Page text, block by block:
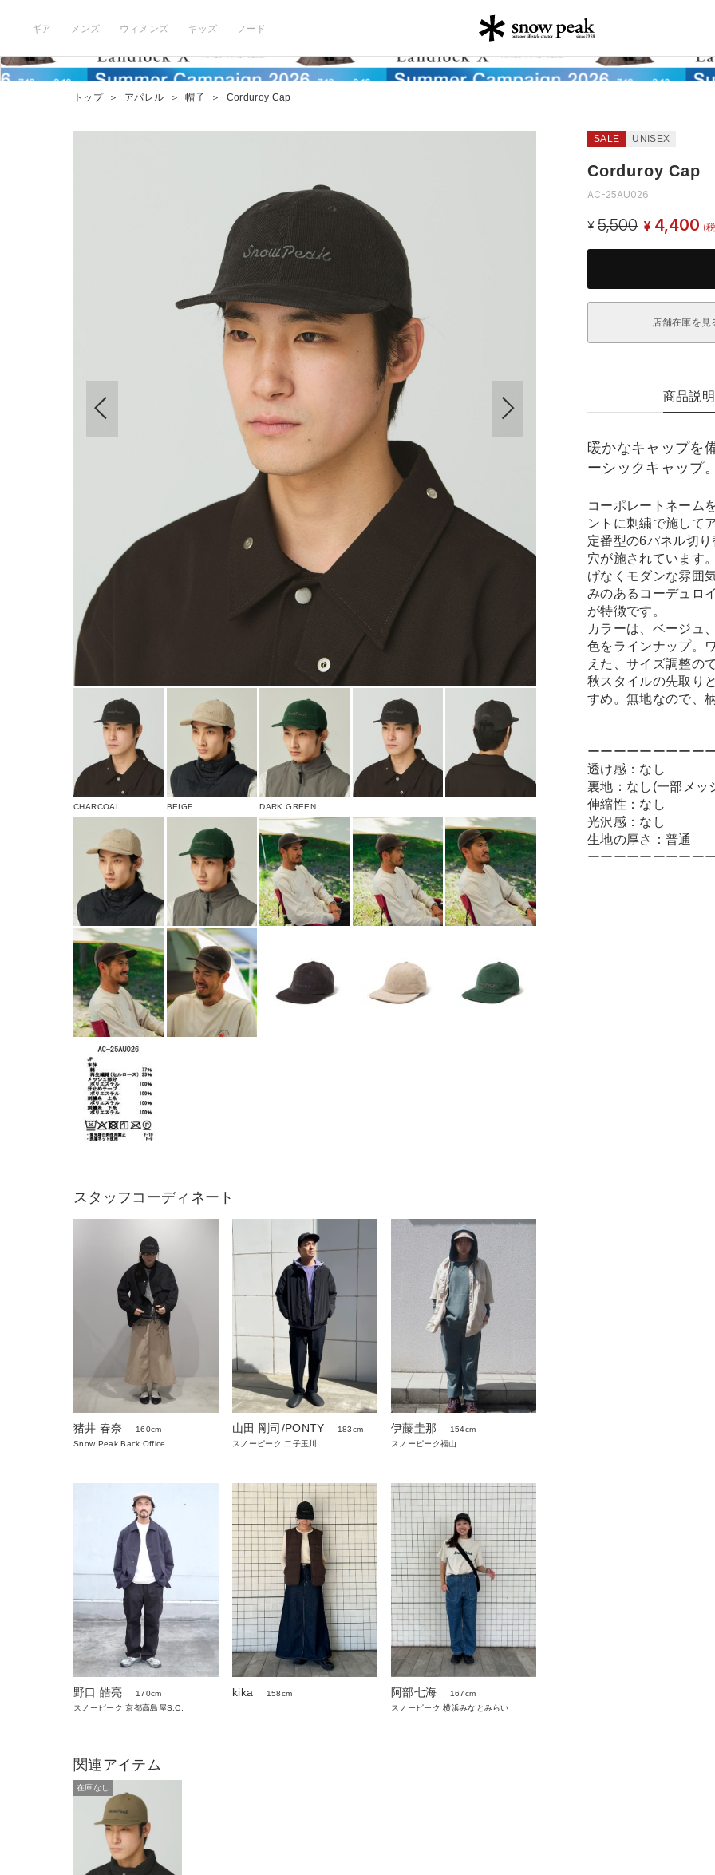
ギア メンズ ウィメンズ キッズ フード
トップ ＞ アパレル ＞ 帽子 ＞ Corduroy Cap
CHARCOAL BEIGE DARK GREEN
SALE UNISEX
Corduroy Cap
AC-25AU026
¥ 5,500 ¥ 4,400 (
店舗在庫を見
商品説明
暖かなキャップを
ーシックキャップ。
コーポレートネーム
ントに刺繍で施して
定番型の6パネル切
穴が施されています
げなくモダンな雰囲
みのあるコーデュロ
が特徴です。
カラーは、ベージュ
色をラインナップ。
えた、サイズ調整の
秋スタイルの先取り
すめ。無地なので、
ーーーーーーーーー
透け感：なし
裏地：なし(一部メッ
伸縮性：なし
光沢感：なし
生地の厚さ：普通
ーーーーーーーーー
スタッフコーディネート
猪井 春奈
160cm
Snow Peak Back Office
山田 剛司/PONTY
183cm
スノーピーク 二子玉川
伊藤圭那
154cm
スノーピーク福山
野口 皓亮
170cm
スノーピーク 京都高島屋S.C.
kika 158cm 阿部七海
167cm
スノーピーク 横浜みなとみらい
関連アイテム
在庫なし